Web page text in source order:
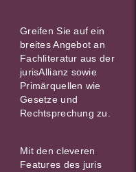
Greifen Sie auf ein
breites Angebot an
Fachliteratur aus der
jurisAllianz sowie
Primärquellen wie
Gesetze und
Rechtsprechung zu.
Mit den cleveren
Features des juris